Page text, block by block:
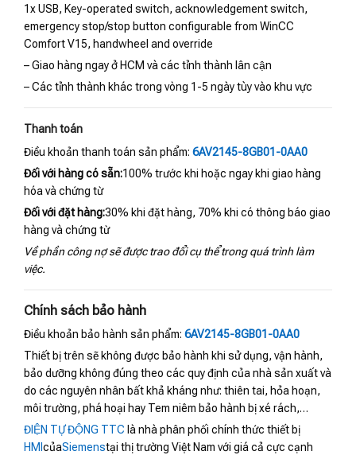
1x USB, Key-operated switch, acknowledgement switch,
emergency stop/stop button configurable from WinCC
Comfort V15, handwheel and override
– Giao hàng ngay ở HCM và các tỉnh thành lân cận
– Các tỉnh thành khác trong vòng 1-5 ngày tùy vào khu vực
Thanh toán
Điều khoản thanh toán sản phẩm: 6AV2145-8GB01-0AA0
Đối với hàng có sẵn:100% trước khi hoặc ngay khi giao hàng
hóa và chứng từ
Đối với đặt hàng:30% khi đặt hàng, 70% khi có thông báo giao
hàng và chứng từ
Về phần công nợ sẽ được trao đổi cụ thể trong quá trình làm
việc.
Chính sách bảo hành
Điều khoản bảo hành sản phẩm: 6AV2145-8GB01-0AA0
Thiết bị trên sẽ không được bảo hành khi sử dụng, vận hành,
bảo dưỡng không đúng theo các quy định của nhà sản xuất và
do các nguyên nhân bất khả kháng như: thiên tai, hỏa hoạn,
môi trường, phá hoại hay Tem niêm bảo hành bị xé rách,…
ĐIỆN TỰ ĐỘNG TTC là nhà phân phối chính thức thiết bị
HMI củaSiemenstại thị trường Việt Nam với giá cả cực cạnh